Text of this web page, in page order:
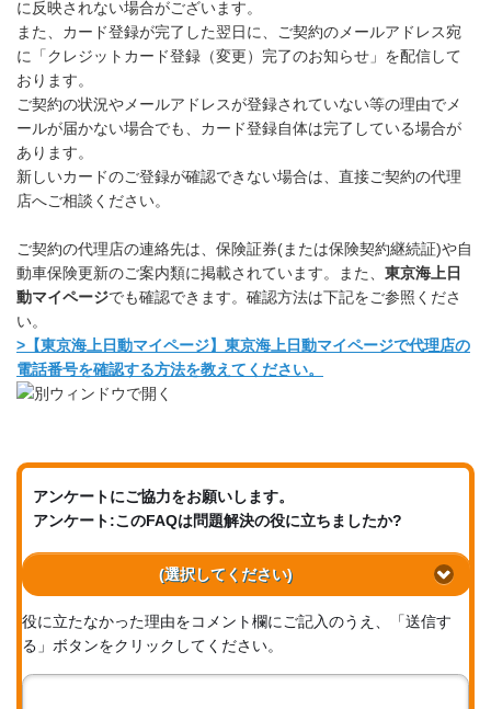
に反映されない場合がございます。
また、カード登録が完了した翌日に、ご契約のメールアドレス宛
に「クレジットカード登録（変更）完了のお知らせ」を配信して
おります。
ご契約の状況やメールアドレスが登録されていない等の理由でメ
ールが届かない場合でも、カード登録自体は完了している場合が
あります。
新しいカードのご登録が確認できない場合は、直接ご契約の代理
店へご相談ください。
ご契約の代理店の連絡先は、保険証券(または保険契約継続証)や自
動車保険更新のご案内類に掲載されています。また、 東京海上日
動マイページでも確認できます。確認方法は下記をご参照くださ
い。
> 【東京海上日動マイページ】東京海上日動マイページで代理店の
電話番号を確認する方法を教えてください。
アンケートにご協力をお願いします。
アンケート:このFAQは問題解決の役に立ちましたか?
(選択してください)
役に立たなかった理由をコメント欄にご記入のうえ、「送信す
る」ボタンをクリックしてください。